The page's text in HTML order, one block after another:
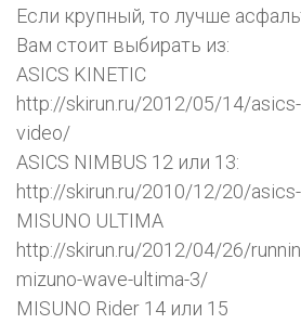
Если крупный, то лучше
Вам стоит выбирать из:
ASICS KINETIC
http://skirun.ru/2012/05/14/
video/
ASICS NIMBUS 12 или 13:
http://skirun.ru/2010/12/20/
MISUNO ULTIMA
http://skirun.ru/2012/04/26/
mizuno-wave-ultima-3/
MISUNO Rider 14 или 15